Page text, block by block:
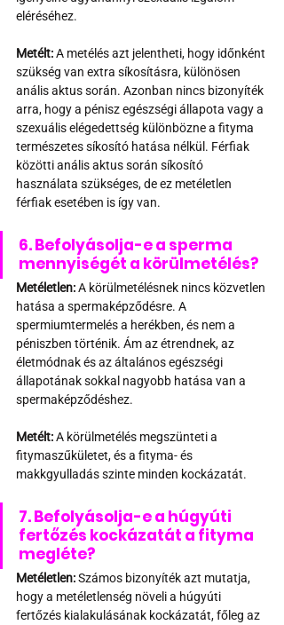
eléréséhez.
Metélt: A metélés azt jelentheti, hogy időnként
szükség van extra síkosításra, különösen
anális aktus során. Azonban nincs bizonyíték
arra, hogy a pénisz egészségi állapota vagy a
szexuális elégedettség különbözne a fityma
természetes síkosító hatása nélkül. Férfiak
közötti anális aktus során síkosító
használata szükséges, de ez metéletlen
férfiak esetében is így van.
6. Befolyásolja-e a sperma
mennyiségét a körülmetélés?
Metéletlen: A körülmetélésnek nincs közvetlen
hatása a spermaképződésre. A
spermiumtermelés a herékben, és nem a
péniszben történik. Ám az étrendnek, az
életmódnak és az általános egészségi
állapotának sokkal nagyobb hatása van a
spermaképződéshez.
Metélt: A körülmetélés megszünteti a
fitymaszűkületet, és a fityma- és
makkgyulladás szinte minden kockázatát.
7. Befolyásolja-e a húgyúti
fertőzés kockázatát a fityma
megléte?
Metéletlen: Számos bizonyíték azt mutatja,
hogy a metéletlenség növeli a húgyúti
fertőzés kialakulásának kockázatát, főleg az